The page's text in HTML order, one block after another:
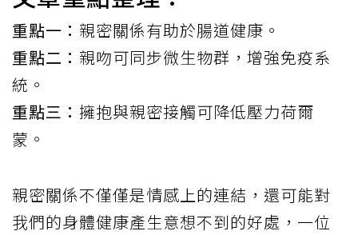
重點一： 親密關係有助於腸道健康。
重點二： 親吻可同步微生物群，增強免疫系
統。
重點三： 擁抱與親密接觸可降低壓力荷爾
蒙。
親密關係不僅僅是情感上的連結，還可能對
我們的身體健康產生意想不到的好處，一位